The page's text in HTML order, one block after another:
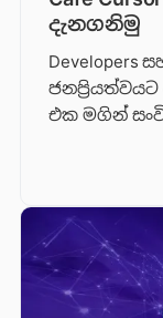
දැනගනිමු
ජනප්‍රියත්වයට
එක මගින්